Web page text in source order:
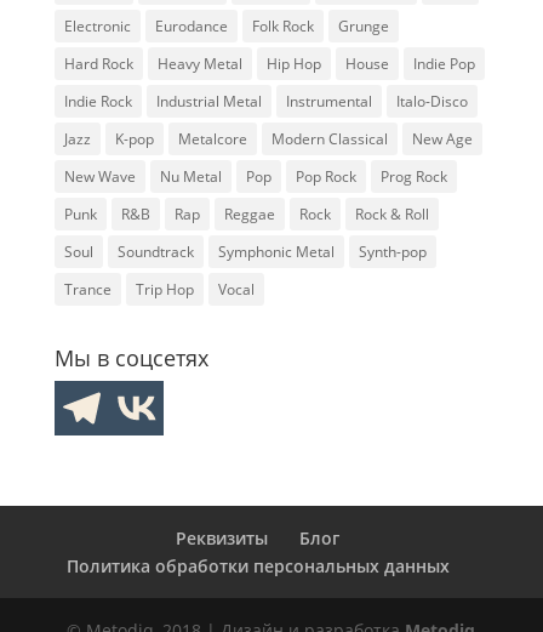
Electronic
Eurodance Folk Rock
Grunge
Hard Rock
Heavy Metal Hip Hop House
Indie Pop
Indie Rock
Industrial Metal Instrumental
Italo-Disco
Jazz
K-pop Metalcore Modern Classical
New Age
New Wave
Nu Metal Pop Pop Rock
Prog Rock
Punk
R&B Rap Reggae Rock
Rock & Roll
Soul
Soundtrack Symphonic Metal
Synth-pop
Trance
Trip Hop Vocal
Мы в соцсетях
Реквизиты
Блог
Политика обработки персональных данных